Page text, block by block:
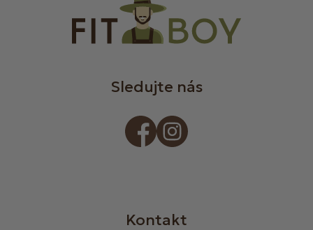
Sledujte nás
Kontakt